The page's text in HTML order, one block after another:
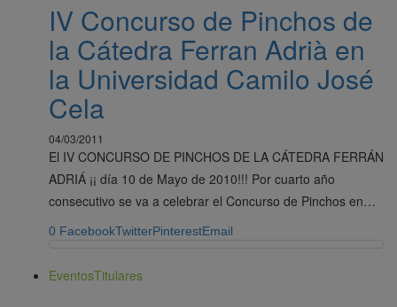
IV Concurso de Pinchos de
la Cátedra Ferran Adrià en
la Universidad Camilo José
Cela
04/03/2011
El IV CONCURSO DE PINCHOS DE LA CÁTEDRA FERRÁN
ADRIÁ ¡¡ día 10 de Mayo de 2010!!! Por cuarto año
consecutivo se va a celebrar el Concurso de Pinchos en…
0 FacebookTwitterPinterestEmail
EventosTitulares